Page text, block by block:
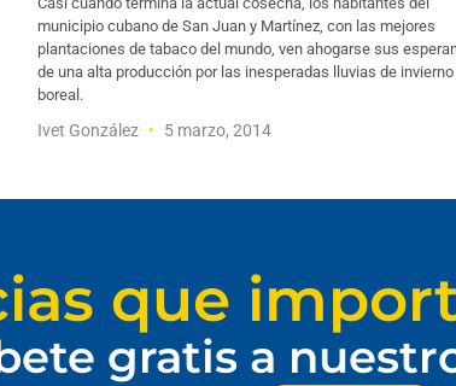
municipio cubano de San Juan y Martínez, con las mejores
plantaciones de tabaco del mundo, ven ahogarse sus
de una alta producción por las inesperadas lluvias de invierno
boreal.
Ivet González 5 marzo, 2014
que
gratis a